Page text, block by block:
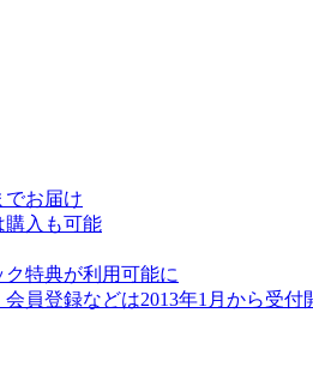
でお届け
購入も可能
特典が利用可能に
員登録などは2013年1月から受付